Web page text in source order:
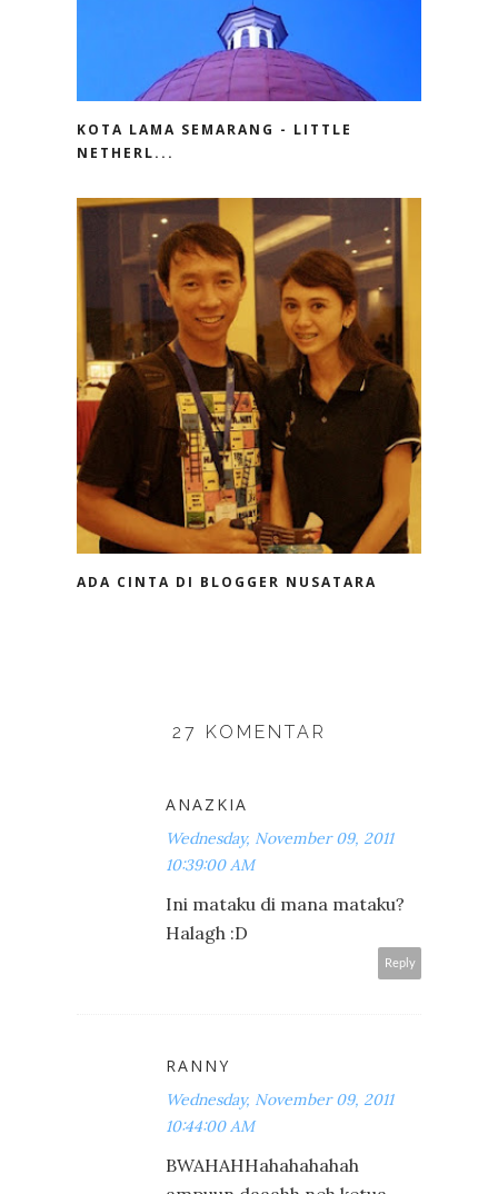
KOTA LAMA SEMARANG - LITTLE
NETHERL...
ADA CINTA DI BLOGGER NUSATARA
27 KOMENTAR
ANAZKIA
Wednesday, November 09, 2011
10:39:00 AM
Ini mataku di mana mataku?
Halagh :D
Reply
RANNY
Wednesday, November 09, 2011
10:44:00 AM
BWAHAHHahahahahah